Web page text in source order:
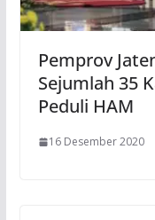
Pemprov
Sejumlah 35
Peduli HAM
16 Desember 2020